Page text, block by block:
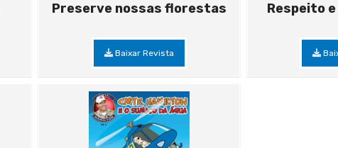
Preserve nossas florestas
Baixar Revista
Respeito